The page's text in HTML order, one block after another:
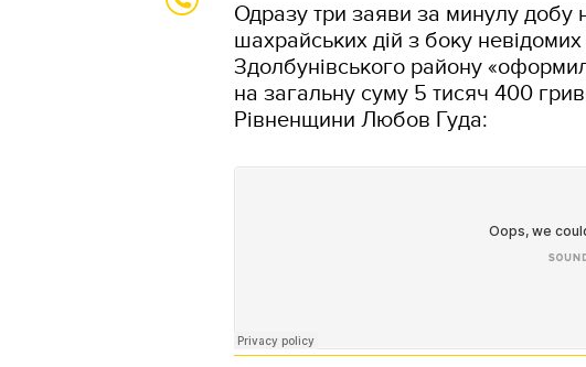
Одразу три заяви за минулу добу
шахрайських дій з боку
Здолбунівського району
на загальну суму 5 тисяч 400
Рівненщини Любов Гуда: